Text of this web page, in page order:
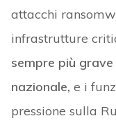
attacchi
infrastrutture
sempre più
nazionale, e i
pressione sulla